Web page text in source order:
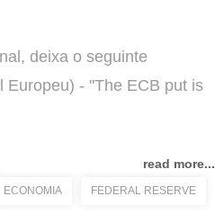
deixa o seguinte
Europeu) - "The ECB put is
read more...
ECONOMIA FEDERAL RESERVE